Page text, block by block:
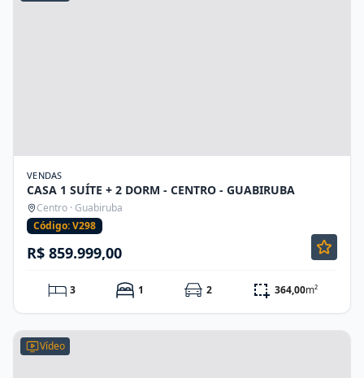
VENDAS
CASA 1 SUÍTE + 2 DORM - CENTRO - GUABIRUBA
Centro · Guabiruba
Código: V298
R$ 859.999,00
3 1 2 364,00m²
Vídeo